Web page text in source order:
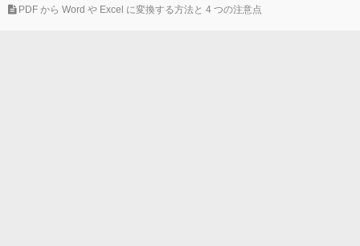
PDF から Word や Excel に変換する方法と 4 つの注意点